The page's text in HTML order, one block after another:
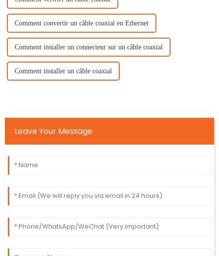
Comment convertir un câble coaxial en Ethernet
Comment installer un connecteur sur un câble coaxial
Comment installer un câble coaxial
Leave Your Message